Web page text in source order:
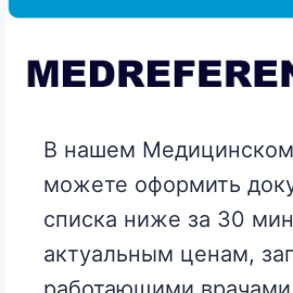
В нашем
можете оформить
списка ниже за 30
актуальным ценам,